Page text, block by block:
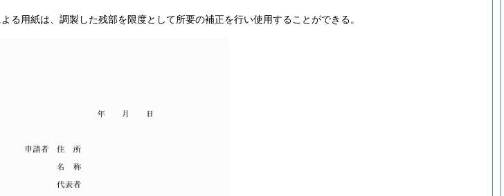
る用紙は、調製した残部を限度として所要の補正を行い使用することができる。